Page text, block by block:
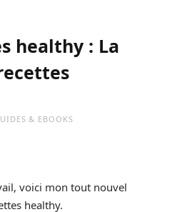
healthy : La
& EBOOKS
voici mon tout nouvel
healthy.